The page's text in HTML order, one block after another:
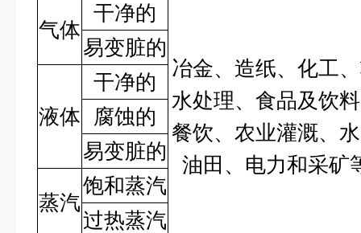
气体
干净的
冶金、造纸、化工
水处理、食品及饮
餐饮、农业灌溉、
油田、电力和采矿
易变脏的
液体
干净的
腐蚀的
易变脏的
蒸汽
饱和蒸汽
过热蒸汽